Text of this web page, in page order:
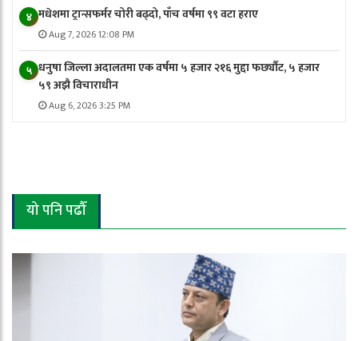
४ मधेशमा ट्रान्सफर्मर चोरी बढ्दो, पाँच वर्षमा ९९ वटा हराए
Aug 7, 2026 12:08 PM
५ धनुषा जिल्ला अदालतमा एक वर्षमा ५ हजार २१६ मुद्दा फर्छ्यौट, ५ हजार
५९ अझै विचाराधीन
Aug 6, 2026 3:25 PM
यो पनि पढौँ